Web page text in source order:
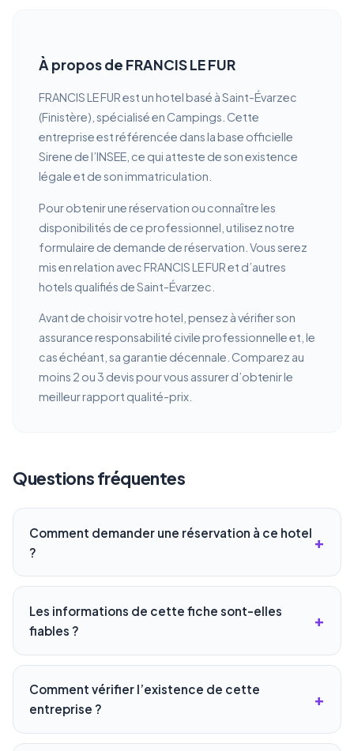
À propos de FRANCIS LE FUR
FRANCIS LE FUR est un hotel basé à Saint-Évarzec
(Finistère), spécialisé en Campings. Cette
entreprise est référencée dans la base officielle
Sirene de l’INSEE, ce qui atteste de son existence
légale et de son immatriculation.
Pour obtenir une réservation ou connaître les
disponibilités de ce professionnel, utilisez notre
formulaire de demande de réservation. Vous serez
mis en relation avec FRANCIS LE FUR et d’autres
hotels qualifiés de Saint-Évarzec.
Avant de choisir votre hotel, pensez à vérifier son
assurance responsabilité civile professionnelle et, le
cas échéant, sa garantie décennale. Comparez au
moins 2 ou 3 devis pour vous assurer d’obtenir le
meilleur rapport qualité-prix.
Questions fréquentes
Comment demander une réservation à ce hotel
?
Les informations de cette fiche sont-elles
fiables ?
Comment vérifier l’existence de cette
entreprise ?